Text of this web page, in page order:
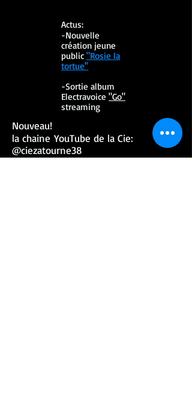
​Actus:
-Nouvelle
création jeune
public "Rosie la
tortue"
-Sortie album
Electravoice "Go"
streaming
Nouveau!
la chaine YouTube de la Cie:
@ciezatourne38